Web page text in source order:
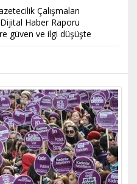
Çalışmaları
Dijital Haber Raporu
güven ve ilgi düşüşte